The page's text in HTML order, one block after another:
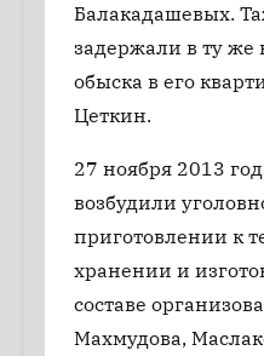
Балакадашевых.
задержали в ту же
обыска в его
Цеткин.
27 ноября 2013
возбудили
приготовлении к
хранении и
составе
Махмудова,